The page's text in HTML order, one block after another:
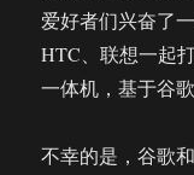
爱好者们兴奋了
HTC、联想一起
一体机，基于谷歌
不幸的是，谷歌